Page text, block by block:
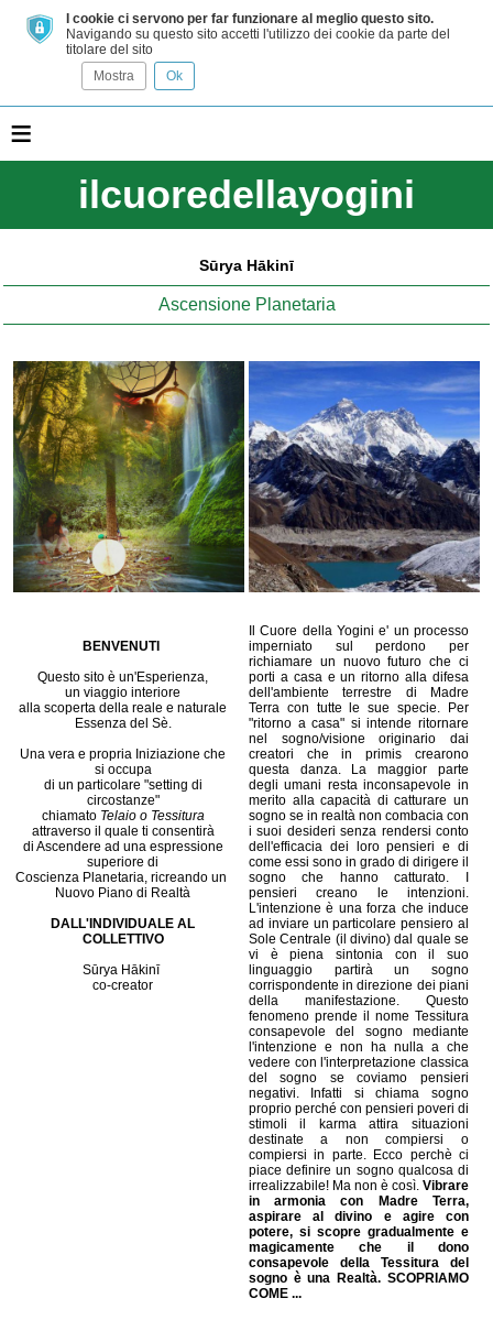
I cookie ci servono per far funzionare al meglio questo sito.
Navigando su questo sito accetti l'utilizzo dei cookie da parte del
titolare del sito
Mostra
Ok
≡
ilcuoredellayogini
Sūrya Hākinī
Ascensione Planetaria
BENVENUTI
Questo sito è un'Esperienza,
un viaggio interiore
alla scoperta della reale e naturale
Essenza del Sè.
Una vera e propria Iniziazione che
si occupa
di un particolare "setting di
circostanze"
chiamato Telaio o Tessitura
attraverso il quale ti consentirà
di Ascendere ad una espressione
superiore di
Coscienza Planetaria, ricreando un
Nuovo Piano di Realtà
DALL'INDIVIDUALE AL
COLLETTIVO
Sūrya Hākinī
co-creator
Il Cuore della Yogini e' un processo
imperniato sul perdono per
richiamare un nuovo futuro che ci
porti a casa e un ritorno alla difesa
dell'ambiente terrestre di Madre
Terra con tutte le sue specie. Per
"ritorno a casa" si intende ritornare
nel sogno/visione originario dai
creatori che in primis crearono
questa danza. La maggior parte
degli umani resta inconsapevole in
merito alla capacità di catturare un
sogno se in realtà non combacia con
i suoi desideri senza rendersi conto
dell'efficacia dei loro pensieri e di
come essi sono in grado di dirigere il
sogno che hanno catturato. I
pensieri creano le intenzioni.
L'intenzione è una forza che induce
ad inviare un particolare pensiero al
Sole Centrale (il divino) dal quale se
vi è piena sintonia con il suo
linguaggio partirà un sogno
corrispondente in direzione dei piani
della manifestazione. Questo
fenomeno prende il nome Tessitura
consapevole del sogno mediante
l'intenzione e non ha nulla a che
vedere con l'interpretazione classica
del sogno se coviamo pensieri
negativi. Infatti si chiama sogno
proprio perché con pensieri poveri di
stimoli il karma attira situazioni
destinate a non compiersi o
compiersi in parte. Ecco perchè ci
piace definire un sogno qualcosa di
irrealizzabile! Ma non è così. Vibrare
in armonia con Madre Terra,
aspirare al divino e agire con
potere, si scopre gradualmente e
magicamente che il dono
consapevole della Tessitura del
sogno è una Realtà. SCOPRIAMO
COME ...